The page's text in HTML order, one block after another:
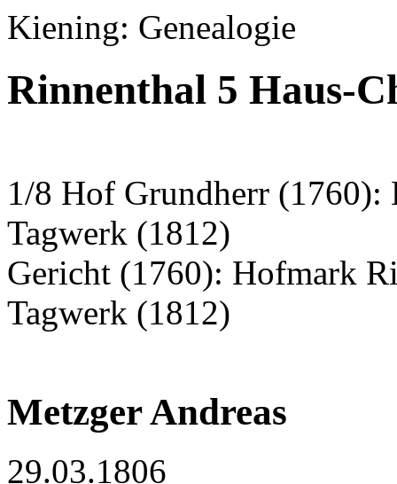
Kiening: Genealogie
Rinnenthal 5 Haus-
1/8 Hof Grundherr
Tagwerk (1812)
Gericht (1760): Hofmark
Tagwerk (1812)
Metzger Andreas
29.03.1806